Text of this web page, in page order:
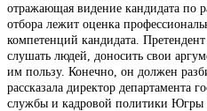
отражающая видение кандидата по
отбора лежит оценка
компетенций кандидата.
слушать людей, доносить свои
им пользу. Конечно, он должен
рассказала директор департамента
службы и кадровой политики Югры